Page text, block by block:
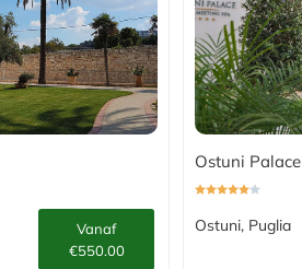
Vanaf
€550.00
Ostuni Palace
Ostuni, Puglia